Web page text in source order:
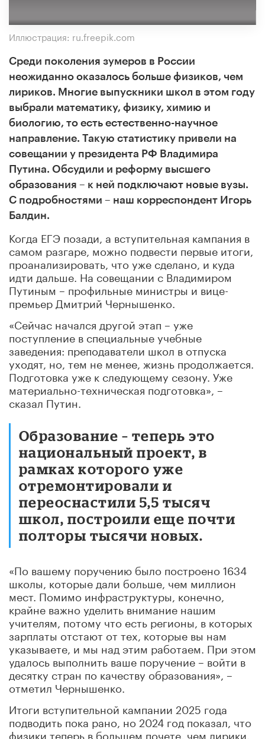
Иллюстрация: ru.freepik.com
Среди поколения зумеров в России
неожиданно оказалось больше физиков, чем
лириков. Многие выпускники школ в этом году
выбрали математику, физику, химию и
биологию, то есть естественно-научное
направление. Такую статистику привели на
совещании у президента РФ Владимира
Путина. Обсудили и реформу высшего
образования – к ней подключают новые вузы.
С подробностями – наш корреспондент Игорь
Балдин.
Когда ЕГЭ позади, а вступительная кампания в
самом разгаре, можно подвести первые итоги,
проанализировать, что уже сделано, и куда
идти дальше. На совещании с Владимиром
Путиным – профильные министры и вице-
премьер Дмитрий Чернышенко.
«Сейчас начался другой этап – уже
поступление в специальные учебные
заведения: преподаватели школ в отпуска
уходят, но, тем не менее, жизнь продолжается.
Подготовка уже к следующему сезону. Уже
материально-техническая подготовка», –
сказал Путин.
Образование – теперь это
национальный проект, в
рамках которого уже
отремонтировали и
переоснастили 5,5 тысяч
школ, построили еще почти
полторы тысячи новых.
«По вашему поручению было построено 1634
школы, которые дали больше, чем миллион
мест. Помимо инфраструктуры, конечно,
крайне важно уделить внимание нашим
учителям, потому что есть регионы, в которых
зарплаты отстают от тех, которые вы нам
указываете, и мы над этим работаем. При этом
удалось выполнить ваше поручение – войти в
десятку стран по качеству образования», –
отметил Чернышенко.
Итоги вступительной кампании 2025 года
подводить пока рано, но 2024 год показал, что
физики теперь в большем почете, чем лирики.